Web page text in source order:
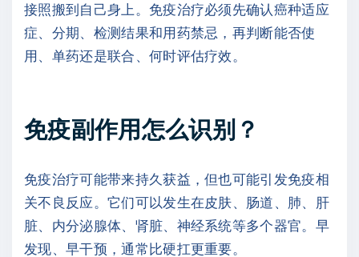
接照搬到自己身上。免疫治疗必须先确认癌种适应
症、分期、检测结果和用药禁忌，再判断能否使
用、单药还是联合、何时评估疗效。
免疫副作用怎么识别？
免疫治疗可能带来持久获益，但也可能引发免疫相
关不良反应。它们可以发生在皮肤、肠道、肺、肝
脏、内分泌腺体、肾脏、神经系统等多个器官。早
发现、早干预，通常比硬扛更重要。